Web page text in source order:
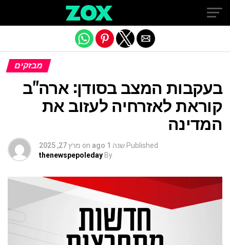
מבזקים
בעקבות המצב בסודן: ארה"ב
קוראת לאזרחיה לעזוב את
המדינה
Published שנה 1 ago on מרץ 27, 2025
By
thenewspepoleday
Exit mobile version